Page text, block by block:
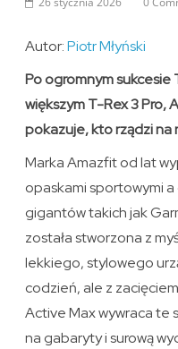
Autor:Piotr Młyński
Po ogromnym
większym T-Rex 3 Pro,
pokazuje, kto rządzi na
Marka Amazfit od lat
opaskami sportowymi
gigantów takich jak
została stworzona z
lekkiego, stylowego
codzień, ale z
Active Max wywraca te
na gabaryty i surową